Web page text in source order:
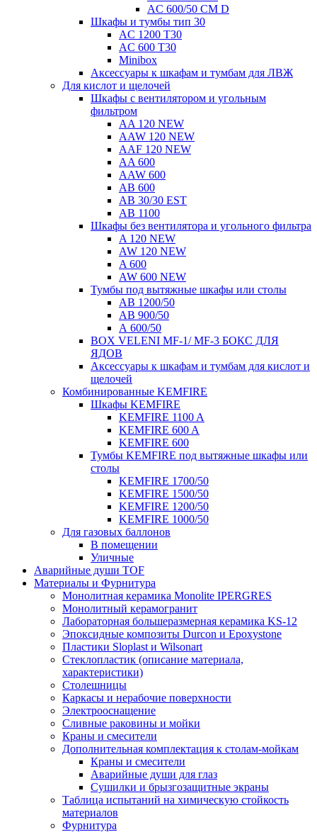
AC 600/50 CM D
Шкафы и тумбы тип 30
AC 1200 T30
AC 600 T30
Minibox
Аксессуары к шкафам и тумбам для ЛВЖ
Для кислот и щелочей
Шкафы с вентилятором и угольным
фильтром
AA 120 NEW
AAW 120 NEW
AAF 120 NEW
AA 600
AAW 600
AB 600
AB 30/30 EST
AB 1100
Шкафы без вентилятора и угольного фильтра
A 120 NEW
AW 120 NEW
A 600
AW 600 NEW
Тумбы под вытяжные шкафы или столы
AB 1200/50
AB 900/50
А 600/50
BOX VELENI MF-1/ MF-3 БОКС ДЛЯ
ЯДОВ
Аксессуары к шкафам и тумбам для кислот и
щелочей
Комбинированные KEMFIRE
Шкафы KEMFIRE
KEMFIRE 1100 A
KEMFIRE 600 A
KEMFIRE 600
Тумбы KEMFIRE под вытяжные шкафы или
столы
KEMFIRE 1700/50
KEMFIRE 1500/50
KEMFIRE 1200/50
KEMFIRE 1000/50
Для газовых баллонов
В помещении
Уличные
Аварийные души TOF
Материалы и Фурнитура
Монолитная керамика Monolite IPERGRES
Монолитный керамогранит
Лабораторная большеразмерная керамика KS-12
Эпоксидные композиты Durcon и Epoxystone
Пластики Sloplast и Wilsonart
Стеклопластик (описание материала,
характеристики)
Столешницы
Каркасы и нерабочие поверхности
Электрооснащение
Сливные раковины и мойки
Краны и смесители
Дополнительная комплектация к столам-мойкам
Краны и смесители
Аварийные души для глаз
Сушилки и брызгозащитные экраны
Таблица испытаний на химическую стойкость
материалов
Фурнитура